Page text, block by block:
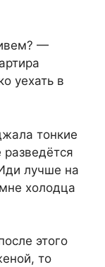
—
уехать в
тонкие
лучше на
холодца
этого
то